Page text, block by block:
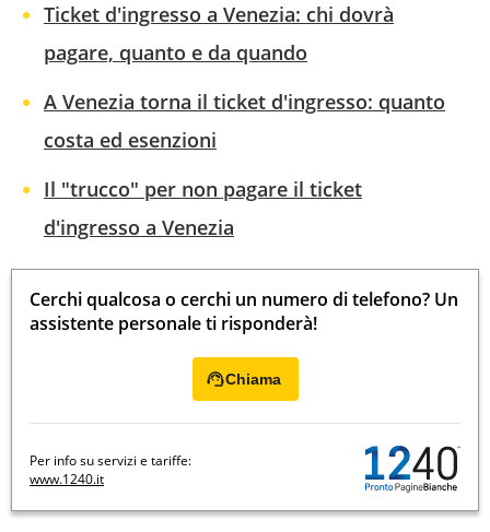
Ticket d'ingresso a Venezia: chi dovrà
pagare, quanto e da quando
A Venezia torna il ticket d'ingresso: quanto
costa ed esenzioni
Il "trucco" per non pagare il ticket
d'ingresso a Venezia
Cerchi qualcosa o cerchi un numero di telefono? Un
assistente personale ti risponderà!
Chiama
Per info su servizi e tariffe:
www.1240.it